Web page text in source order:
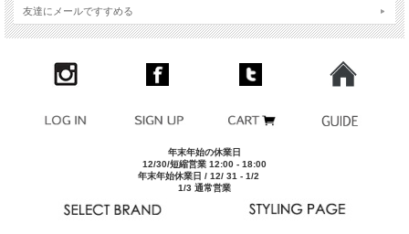
友達にメールですすめる
年末年始の休業日
12/30/短縮営業 12:00 - 18:00
年末年始休業日 / 12/ 31 - 1/2
1/3 通常営業